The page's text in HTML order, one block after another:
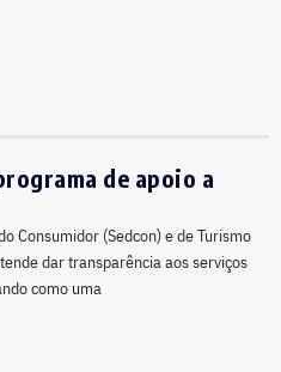
de apoio a
Consumidor (Sedcon) e de Turismo
dar transparência aos serviços
como uma